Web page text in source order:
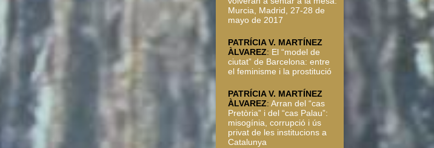
Murcia, Madrid, 27-28 de
mayo de 2017
PATRÍCIA V. MARTÍNEZ
ÀLVAREZ: El “model de
ciutat” de Barcelona: entre
el feminisme i la prostitució
PATRÍCIA V. MARTÍNEZ
ÀLVAREZ:Arran del “cas
Pretòria” i del “cas Palau”:
misogínia, corrupció i ús
privat de les institucions a
Catalunya